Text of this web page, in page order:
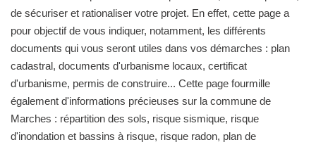
de sécuriser et rationaliser votre projet. En effet, cette page a
pour objectif de vous indiquer, notamment, les différents
documents qui vous seront utiles dans vos démarches : plan
cadastral, documents d'urbanisme locaux, certificat
d'urbanisme, permis de construire... Cette page fourmille
également d'informations précieuses sur la commune de
Marches : répartition des sols, risque sismique, risque
d'inondation et bassins à risque, risque radon, plan de